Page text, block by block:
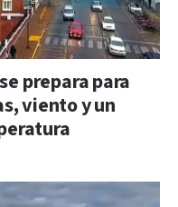
prepara para
viento y un